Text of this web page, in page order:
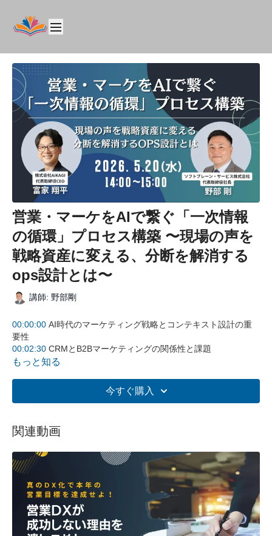
営業・マーケをAIで繋ぐ「一次情報
の循環」プロセス構築 〜現場の声を
戦略資産に変える、分断を解消する
ops設計とは〜
講師: 野部剛
00:00:00 AI時代のマーケティング戦略とコンテキスト設計の重
要性
00:02:30 CRMとB2Bマーケティングの関係性と課題
00:06:26人が見つけられないものはAIも見つけられない
一次情報循環の重要性と記録力の必要性
営業からマーケティングへの逆流プロセス
00:38:31特別セッション：一次情報循環の実践論
全体の要約
AI時代における営業とマーケティングの分断を解消し、一次
情報を循環させるプロセス構築について解説。コンテキスト
設計の重要性、CRMへのAI活用による入力革命、営業からマ
ーケティングへの逆流の必要性を提起。ソフトブレーン・サ
ービスの産学共同研究に基づく実践例や、次世代営業AIツー
もっと知る
今すぐ購入
関連動画